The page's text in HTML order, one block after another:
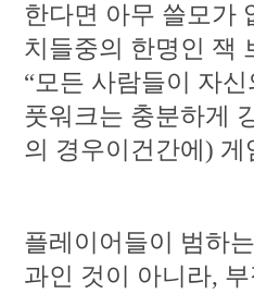
한다면 아무 쓸모가
치들중의 한명인 잭
“모든 사람들이 자
풋워크는 충분하게
의 경우이건간에) 게
플레이어들이 범하
과인 것이 아니라,